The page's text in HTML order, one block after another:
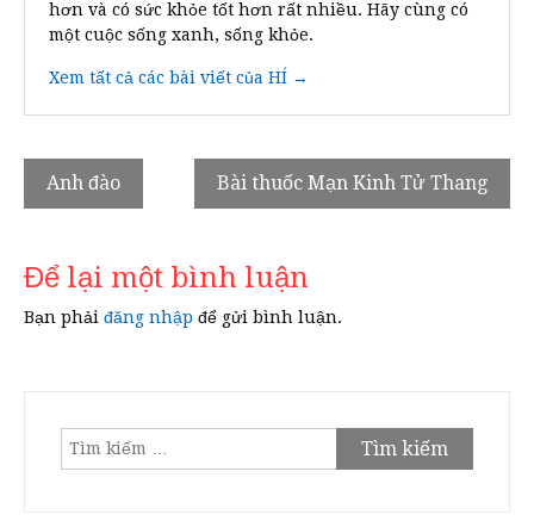
hơn và có sức khỏe tốt hơn rất nhiều. Hãy cùng có
một cuộc sống xanh, sống khỏe.
Xem tất cả các bài viết của HÍ →
Điều
hướng
bài
viết
Anh đào Bài thuốc Mạn Kinh Tử Thang
Để lại một bình luận
Bạn phải đăng nhập để gửi bình luận.
Tìm
kiếm